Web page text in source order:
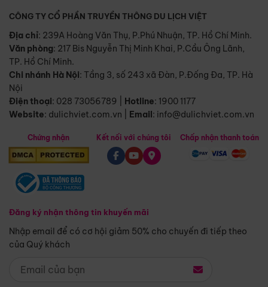
CÔNG TY CỔ PHẦN TRUYỀN THÔNG DU LỊCH VIỆT
Địa chỉ: 239A Hoàng Văn Thụ, P.Phú Nhuận, TP. Hồ Chí Minh.
Văn phòng: 217 Bis Nguyễn Thị Minh Khai, P.Cầu Ông Lãnh,
TP. Hồ Chí Minh.
Chi nhánh Hà Nội: Tầng 3, số 243 xã Đàn, P.Đống Đa, TP. Hà
Nội
Điện thoại: 028 73056789 Hotline: 1900 1177
Website: dulichviet.com.vn Email: info@dulichviet.com.vn
Chứng nhận
Đăng ký nhận thông tin khuyến mãi
Nhập email để có cơ hội giảm 50% cho chuyến đi tiếp theo
của Quý khách
Kết nối với chúng tôi Chấp nhận thanh toán